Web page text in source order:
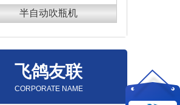
半自动吹瓶机
飞鸽友联
CORPORATE NAME